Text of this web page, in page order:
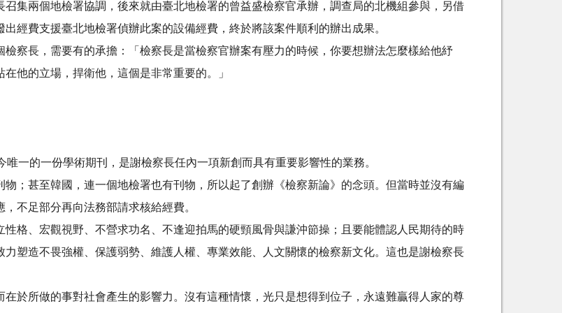
集兩個地檢署協調，後來就由臺北地檢署的曾益盛檢察官承辦，調查局的北機組參與，另借
經費支援臺北地檢署偵辦此案的設備經費，終於將該案件順利的辦出成果。
察長，需要有的承擔：「檢察長是當檢察官辦案有壓力的時候，你要想辦法怎麼樣給他紓
他的立場，捍衛他，這個是非常重要的。」
一的一份學術期刊，是謝檢察長任內一項新創而具有重要影響性的業務。
；甚至韓國，連一個地檢署也有刊物，所以起了創辦《檢察新論》的念頭。但當時並沒有編
不足部分再向法務部請求核給經費。
格、宏觀視野、不營求功名、不逢迎拍馬的硬頸風骨與謙沖節操；且要能體認人民期待的時
塑造不畏強權、保護弱勢、維護人權、專業效能、人文關懷的檢察新文化。這也是謝檢察長
於所做的事對社會產生的影響力。沒有這種情懷，光只是想得到位子，永遠難贏得人家的尊